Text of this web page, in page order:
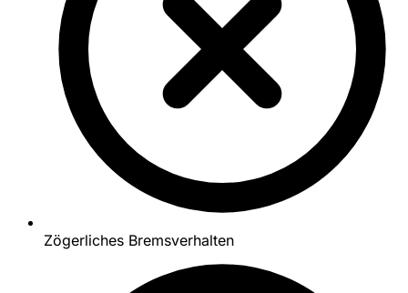
Zögerliches Bremsverhalten